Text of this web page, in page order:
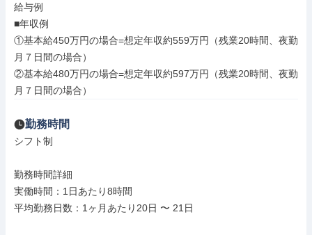
給与例
■年収例
①基本給450万円の場合=想定年収約559万円（残業20時間、夜勤
月７日間の場合）
②基本給480万円の場合=想定年収約597万円（残業20時間、夜勤
月７日間の場合）
勤務時間
シフト制
勤務時間詳細
実働時間：1日あたり8時間
平均勤務日数：1ヶ月あたり20日 〜 21日